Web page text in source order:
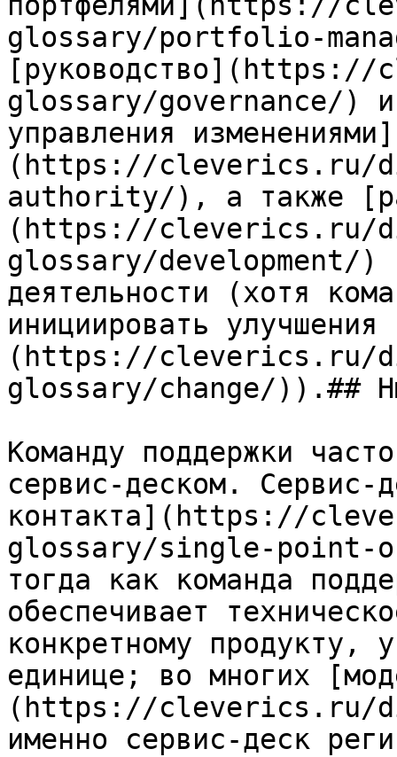
glossary/portfolio-
glossary/governance/) и
управления изменениями]
(https://cleverics.ru/
authority/), а также
(https://cleverics.ru/
glossary/development/)
деятельности (хотя
инициировать
(https://cleverics.ru/
glossary/change/)).##
Команду поддержки
сервис-деском.
контакта](https://
glossary/single-point-
тогда как команда
обеспечивает
конкретному продукту,
единице; во многих
(https://cleverics.ru/
именно сервис-деск